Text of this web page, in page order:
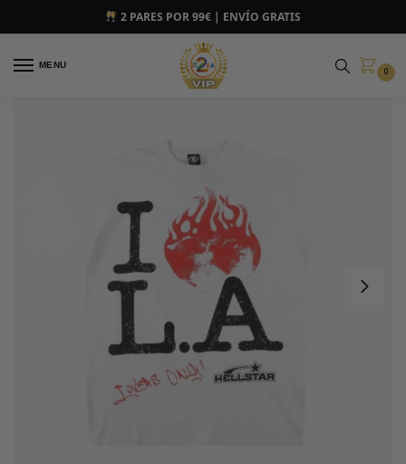
2 PARES POR 99€ | ENVÍO GRATIS
MENU
0